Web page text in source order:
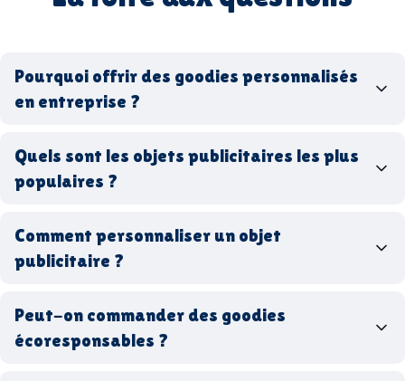
Pourquoi offrir des goodies personnalisés
en entreprise ?
Quels sont les objets publicitaires les plus
populaires ?
stylos personnalisés
tote bags publicitaires
gourdes réutilisables
France Made in Europe goodies hi-tech
Comment personnaliser un objet
publicitaire ?
Peut-on commander des goodies
écoresponsables ?